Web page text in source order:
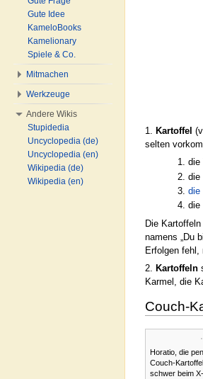
1. Kartoffel
selten
die
die
die
die
Die
namens „Du
Erfolgen fehl,
2. Kartoffeln
Karmel, die
Couch-
Horatio, die
Couch-
schwer beim
Gute Idee
KameloBooks
Kamelionary
Spiele & Co.
Mitmachen
Werkzeuge
Andere Wikis
Stupidedia
Uncyclopedia (de)
Uncyclopedia (en)
Wikipedia (de)
Wikipedia (en)